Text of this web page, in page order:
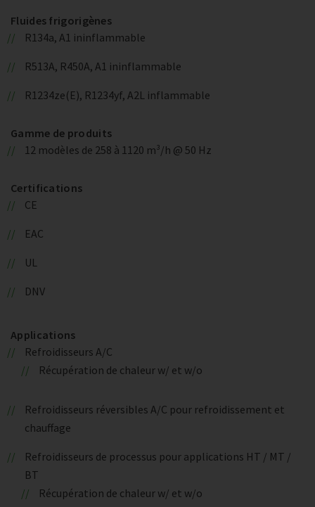
Fluides frigorigènes
R134a, A1 ininflammable
R513A, R450A, A1 ininflammable
R1234ze(E), R1234yf, A2L inflammable
Gamme de produits
12 modèles de 258 à 1120 m³/h @ 50 Hz
Certifications
CE
EAC
UL
DNV
Applications
Refroidisseurs A/C
Récupération de chaleur w/ et w/o
Refroidisseurs réversibles A/C pour refroidissement et
chauffage
Refroidisseurs de processus pour applications HT / MT /
BT
Récupération de chaleur w/ et w/o